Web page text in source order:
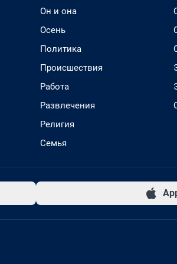
Он и она
Осень
Политика
Происшествия
Работа
Развлечения
Религия
Семья